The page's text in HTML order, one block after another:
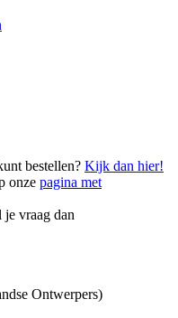
bestellen? Kijk dan hier!
onze pagina met
je vraag dan
Ontwerpers)